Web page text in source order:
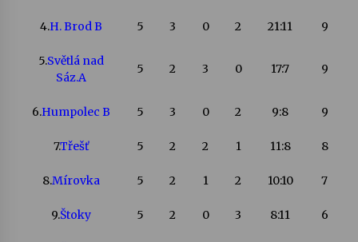
odkaz Josefa Čapka
3. 7. 2026
30. 6. 2026
4.H. Brod B 5 3 0 2 21:11 9
5.Světlá nad
Sáz.A
5 2 3 0 17:7 9
6.Humpolec B 5 3 0 2 9:8 9
7.Třešť 5 2 2 1 11:8 8
8.Mírovka 5 2 1 2 10:10 7
9.Štoky 5 2 0 3 8:11 6